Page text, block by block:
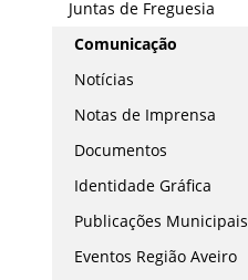
Juntas de Freguesia
Comunicação
Notícias
Notas de Imprensa
Documentos
Identidade Gráfica
Publicações Municipais
Eventos Região Aveiro